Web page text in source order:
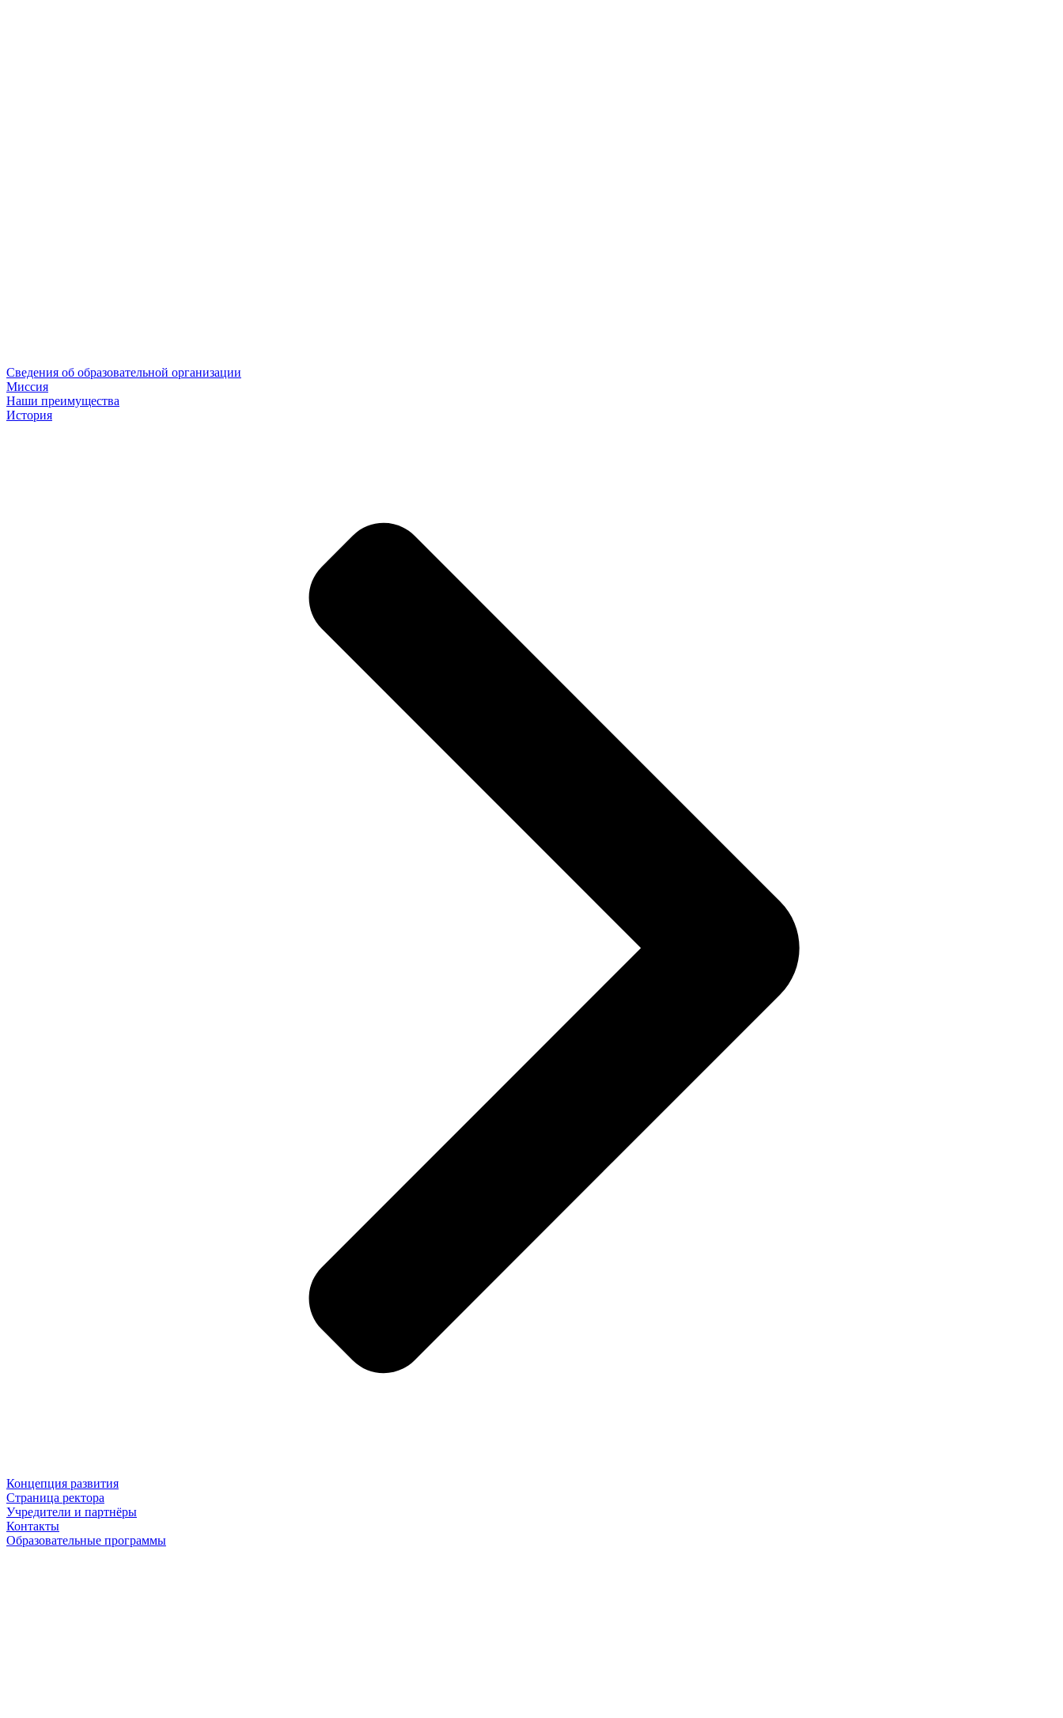
Сведения об образовательной организации
Миссия
Наши преимущества
История
Концепция развития
Страница ректора
Учредители и партнёры
Контакты
Образовательные программы